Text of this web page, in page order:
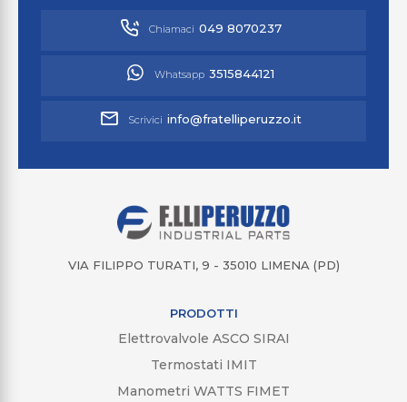
Chiamaci 049 8070237
Whatsapp 3515844121
Scrivici info@fratelliperuzzo.it
VIA FILIPPO TURATI, 9 - 35010 LIMENA (PD)
PRODOTTI
Elettrovalvole ASCO SIRAI
Termostati IMIT
Manometri WATTS FIMET